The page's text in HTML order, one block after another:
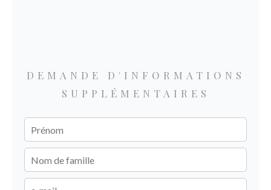
DEMANDE D'INFORMATIONS
SUPPLÉMENTAIRES